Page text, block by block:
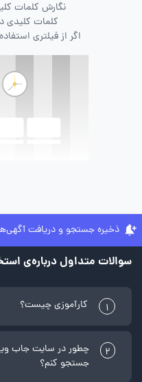
نگارش کلمات
کلمات کلیدی
اگر از فیلتری
ذخیره جستجو و دریافت
سوالات متداول درباره‌ی
1 کارآموزی چیست؟
2
چطور در سایت جاب
جستجو کنم؟